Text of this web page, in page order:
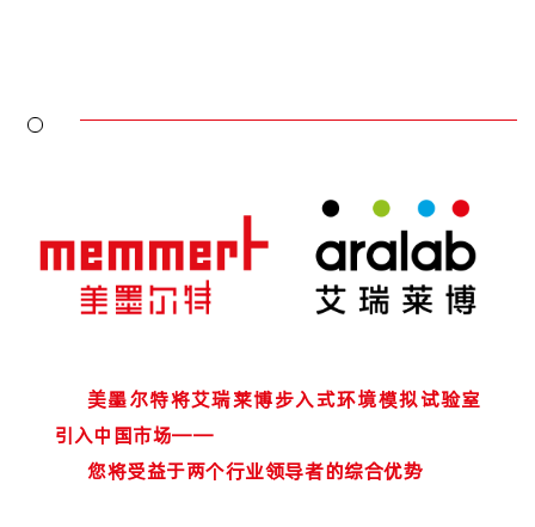
美墨尔特将艾瑞莱博步入式环境模拟试验室
引入中国市场——
您将受益于两个行业领导者的综合优势